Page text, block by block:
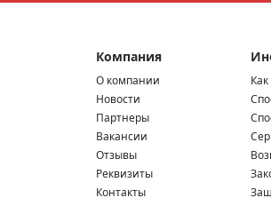
Компания
О компании
Новости
Партнеры
Вакансии
Отзывы
Реквизиты
Контакты